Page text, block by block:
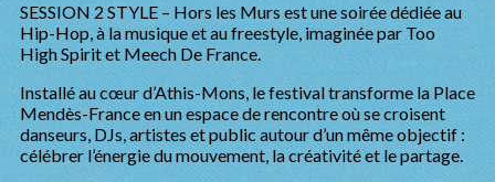
SESSION 2 STYLE – Hors les Murs est une soirée dédiée au
Hip-Hop, à la musique et au freestyle, imaginée par Too
High Spirit et Meech De France.
Installé au cœur d’Athis-Mons, le festival transforme la Place
Mendès-France en un espace de rencontre où se croisent
danseurs, DJs, artistes et public autour d’un même objectif :
célébrer l’énergie du mouvement, la créativité et le partage.